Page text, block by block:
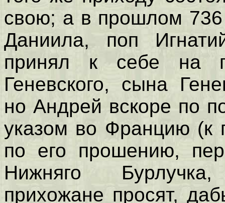
свою; а в прошлом 736
Даниила, поп
принял к себе на
Геневского, сына
но Андрей вскоре по
указом во Францию (к
по его прошению,
Нижняго
прихожане просят,